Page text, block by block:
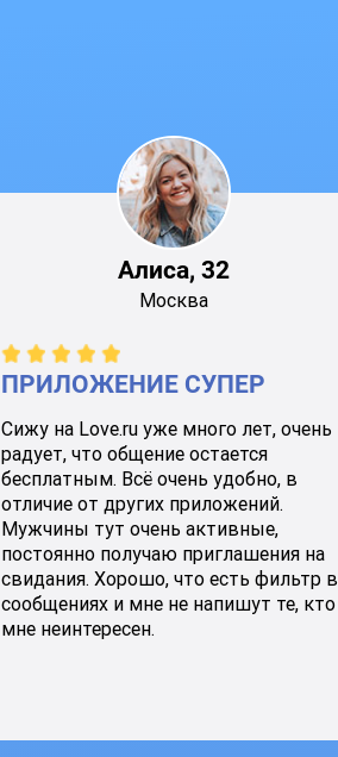
Алиса, 32
Москва
ПРИЛОЖЕНИЕ СУПЕР
Сижу на Love.ru уже много лет, очень
радует, что общение остается
бесплатным. Всё очень удобно, в
отличие от других приложений.
Мужчины тут очень активные,
постоянно получаю приглашения на
свидания. Хорошо, что есть фильтр в
сообщениях и мне не напишут те, кто
мне неинтересен.